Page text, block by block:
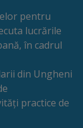
pentru
lucrările
în cadrul
din Ungheni
practice de